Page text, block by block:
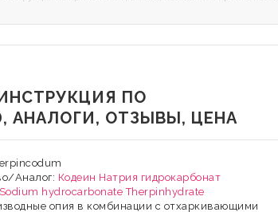
ПО
АНАЛОГИ, ОТЗЫВЫ, ЦЕНА
Аналог: Кодеин Натрия гидрокарбонат
Sodium hydrocarbonate Therpinhydrate
опия в комбинации с отхаркивающими